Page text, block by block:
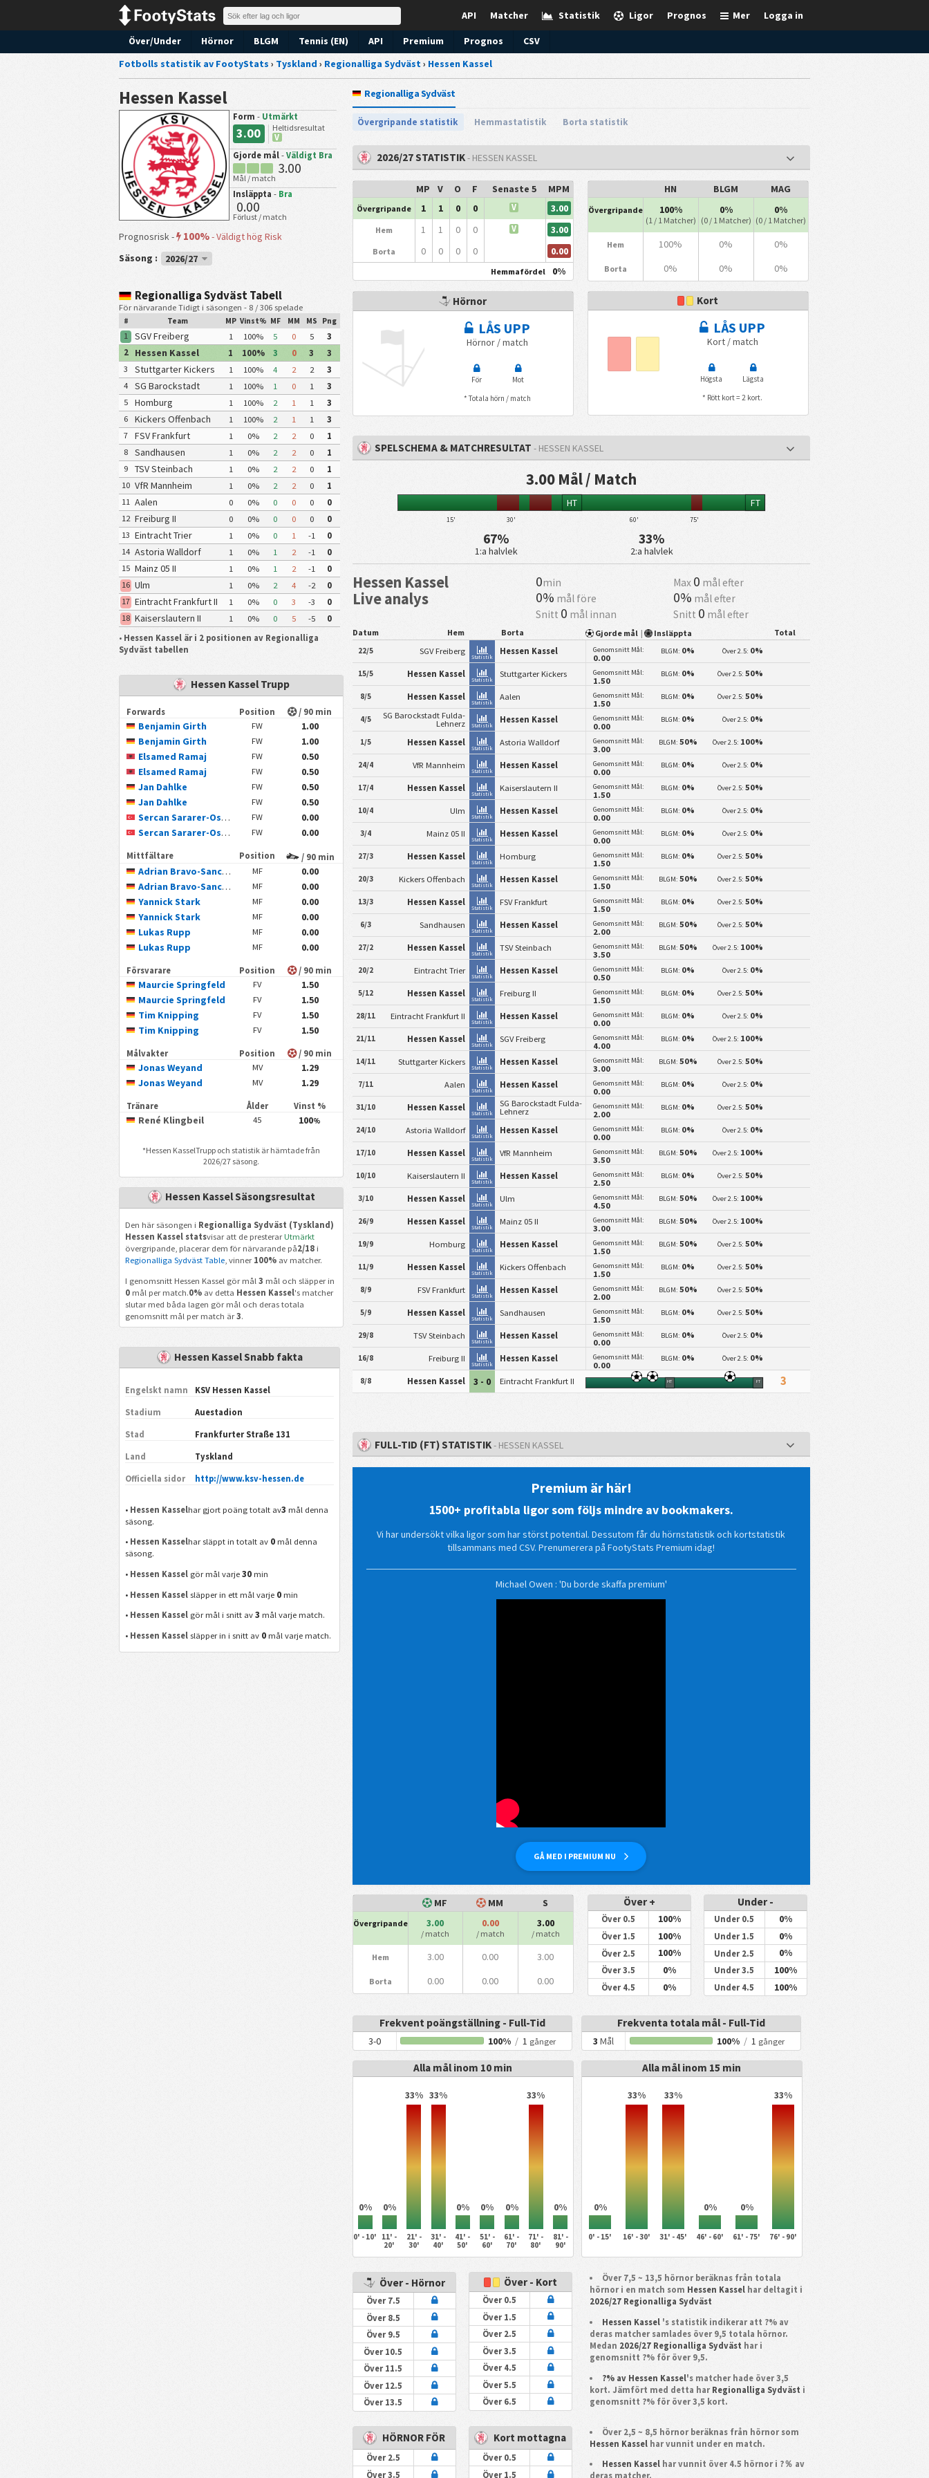
Logga in
Mer
Prognos
Ligor
Statistik
Matcher
API
Över/Under Hörnor BLGM Tennis (EN) API Premium Prognos
CSV
Fotbolls statistik av FootyStats › Tyskland › Regionalliga Sydväst› Hessen Kassel
Hessen Kassel
Form - Utmärkt
3.00
Heltidsresultat
V
Gjorde mål - Väldigt Bra
3.00
Mål / match
Insläppta - Bra
0.00
Förlust / match
Prognosrisk - 100%-Väldigt hög Risk
Säsong :
2026/27
Regionalliga Sydväst Tabell
För närvarande Tidigt i säsongen - 8 / 306 spelade
# Team MP Vinst% MF MM MS Png
1 SGV Freiberg 1 100% 5 0 5
3
2
Hessen Kassel 1 100% 3 0 3
3
3
Stuttgarter Kickers 1 100% 4 2 2
3
4
SG Barockstadt
Fulda-Lehnerz
1 100% 1 0 1
3
5
Homburg 1 100% 2 1 1
3
6
Kickers Offenbach 1 100% 2 1 1
3
7
FSV Frankfurt 1 0% 2 2 0
1
8
Sandhausen 1 0% 2 2 0
1
9
TSV Steinbach 1 0% 2 2 0
1
10 VfR Mannheim 1 0% 2 2 0
1
11 Aalen 0 0% 0 0 0
0
12 Freiburg II 0 0% 0 0 0
0
13 Eintracht Trier 1 0% 0 1 -1
0
14 Astoria Walldorf 1 0% 1 2 -1
0
15 Mainz 05 II 1 0% 1 2 -1
0
16 Ulm 1 0% 2 4 -2
0
17 Eintracht Frankfurt II 1 0% 0 3 -3
0
18 Kaiserslautern II 1 0% 0 5 -5
0
• Hessen Kassel är i 2 positionen av Regionalliga
Sydväst tabellen
Hessen Kassel Trupp
Forwards Position / 90 min
Benjamin Girth FW
1.00
Benjamin Girth
FW
1.00
Elsamed Ramaj
FW
0.50
Elsamed Ramaj
FW
0.50
Jan Dahlke
FW
0.50
Jan Dahlke
FW
0.50
Sercan Sararer-Osuna
FW
0.00
Sercan Sararer-Osuna
FW 0.00
Mittfältare Position / 90 min
Adrian Bravo-Sanchez MF
0.00
Adrian Bravo-Sanchez
MF
0.00
Yannick Stark
MF
0.00
Yannick Stark
MF
0.00
Lukas Rupp
MF
0.00
Lukas Rupp
MF 0.00
Försvarare Position / 90 min
Maurcie Springfeld FV
1.50
Maurcie Springfeld
FV
1.50
Tim Knipping
FV
1.50
Tim Knipping
FV 1.50
Målvakter Position / 90 min
Jonas Weyand MV
1.29
Jonas Weyand
MV 1.29
Tränare Ålder Vinst %
René Klingbeil 45 100%
*Hessen KasselTrupp och statistik är hämtade från
2026/27 säsong.
Hessen Kassel Säsongsresultat
Den här säsongen i Regionalliga Sydväst (Tyskland)
Hessen Kassel statsvisar att de presterarUtmärkt
övergripande, placerar dem för närvarande på2/18i
Regionalliga Sydväst Table, vinner 100%av matcher.
I genomsnitt Hessen Kassel gör mål 3 mål och släpper in
0mål per match.0%av detta Hessen Kassel's matcher
slutar med båda lagen gör mål och deras totala
genomsnitt mål per match är3.
Hessen Kassel Snabb fakta
Engelskt namn KSV Hessen Kassel
Stadium Auestadion
Stad Frankfurter Straße 131
Land Tyskland
Officiella sidor http://www.ksv-hessen.de
• Hessen Kasselhar gjort poäng totalt av3 mål denna
säsong.
• Hessen Kasselhar släppt in totalt av 0 mål denna
säsong.
• Hessen Kassel gör mål varje30 min
• Hessen Kassel släpper in ett mål varje 0 min
• Hessen Kassel gör mål i snitt av3 mål varje match.
• Hessen Kassel släpper in i snitt av 0 mål varje match.
Regionalliga Sydväst
Övergripande statistik Hemmastatistik Borta statistik
2026/27 STATISTIK- HESSEN KASSEL
MP V O F Senaste 5 MPM
Övergripande 1 1 0 0 V 3.00
Hem 1 1 0 0 V 3.00
Borta 0 0 0 0 0.00
Hemmafördel 0%
HN BLGM MAG
Övergripande 100%
(1 / 1 Matcher)
0%
(0 / 1 Matcher)
0%
(0 / 1 Matcher)
Hem 100% 0% 0%
Borta 0% 0% 0%
Hörnor
LÅS UPP
Hörnor / match
För
Mot
* Totala hörn / match
Kort
LÅS UPP
Kort / match
Högsta
Lägsta
* Rött kort = 2 kort.
SPELSCHEMA & MATCHRESULTAT - HESSEN KASSEL
3.00 Mål / Match
15' 30'
HT
60' 75'
FT
67%
1:a halvlek
33%
2:a halvlek
Hessen Kassel
Live analys
0min Max 0 mål efter
0% mål före 0% mål efter
Snitt 0 mål innan Snitt 0 mål efter
Datum Hem Borta Gjorde mål | Insläppta Total
22/5 SGV Freiberg
Statistik
Hessen Kassel Genomsnitt Mål:
0.00
BLGM: 0% Över 2.5: 0%
15/5 Hessen Kassel
Statistik
Stuttgarter Kickers Genomsnitt Mål:
1.50
BLGM: 0% Över 2.5: 50%
8/5 Hessen Kassel
Statistik
Aalen Genomsnitt Mål:
1.50
BLGM: 0% Över 2.5: 50%
4/5
SG Barockstadt Fulda-
Lehnerz
Statistik
Hessen Kassel Genomsnitt Mål:
0.00
BLGM: 0% Över 2.5: 0%
1/5 Hessen Kassel
Statistik
Astoria Walldorf Genomsnitt Mål:
3.00
BLGM: 50% Över 2.5: 100%
24/4 VfR Mannheim
Statistik
Hessen Kassel Genomsnitt Mål:
0.00
BLGM: 0% Över 2.5: 0%
17/4 Hessen Kassel
Statistik
Kaiserslautern II Genomsnitt Mål:
1.50
BLGM: 0% Över 2.5: 50%
10/4 Ulm
Statistik
Hessen Kassel Genomsnitt Mål:
0.00
BLGM: 0% Över 2.5: 0%
3/4 Mainz 05 II
Statistik
Hessen Kassel Genomsnitt Mål:
0.00
BLGM: 0% Över 2.5: 0%
27/3 Hessen Kassel
Statistik
Homburg Genomsnitt Mål:
1.50
BLGM: 0% Över 2.5: 50%
20/3 Kickers Offenbach
Statistik
Hessen Kassel Genomsnitt Mål:
1.50
BLGM: 50% Över 2.5: 50%
13/3 Hessen Kassel
Statistik
FSV Frankfurt Genomsnitt Mål:
1.50
BLGM: 0% Över 2.5: 50%
6/3 Sandhausen
Statistik
Hessen Kassel Genomsnitt Mål:
2.00
BLGM: 50% Över 2.5: 50%
27/2 Hessen Kassel
Statistik
TSV Steinbach Genomsnitt Mål:
3.50
BLGM: 50% Över 2.5: 100%
20/2 Eintracht Trier
Statistik
Hessen Kassel Genomsnitt Mål:
0.50
BLGM: 0% Över 2.5: 0%
5/12 Hessen Kassel
Statistik
Freiburg II Genomsnitt Mål:
1.50
BLGM: 0% Över 2.5: 50%
28/11 Eintracht Frankfurt II
Statistik
Hessen Kassel Genomsnitt Mål:
0.00
BLGM: 0% Över 2.5: 0%
21/11 Hessen Kassel
Statistik
SGV Freiberg Genomsnitt Mål:
4.00
BLGM: 0% Över 2.5: 100%
14/11 Stuttgarter Kickers
Statistik
Hessen Kassel Genomsnitt Mål:
3.00
BLGM: 50% Över 2.5: 50%
7/11 Aalen
Statistik
Hessen Kassel Genomsnitt Mål:
0.00
BLGM: 0% Över 2.5: 0%
31/10 Hessen Kassel
Statistik
SG Barockstadt Fulda-
Lehnerz
Genomsnitt Mål:
2.00
BLGM: 0% Över 2.5: 50%
24/10 Astoria Walldorf
Statistik
Hessen Kassel Genomsnitt Mål:
0.00
BLGM: 0% Över 2.5: 0%
17/10 Hessen Kassel
Statistik
VfR Mannheim Genomsnitt Mål:
3.50
BLGM: 50% Över 2.5: 100%
10/10 Kaiserslautern II
Statistik
Hessen Kassel Genomsnitt Mål:
2.50
BLGM: 0% Över 2.5: 50%
3/10 Hessen Kassel
Statistik
Ulm Genomsnitt Mål:
4.50
BLGM: 50% Över 2.5: 100%
26/9 Hessen Kassel
Statistik
Mainz 05 II Genomsnitt Mål:
3.00
BLGM: 50% Över 2.5: 100%
19/9 Homburg
Statistik
Hessen Kassel Genomsnitt Mål:
1.50
BLGM: 50% Över 2.5: 50%
11/9 Hessen Kassel
Statistik
Kickers Offenbach Genomsnitt Mål:
1.50
BLGM: 0% Över 2.5: 50%
8/9 FSV Frankfurt
Statistik
Hessen Kassel Genomsnitt Mål:
2.00
BLGM: 50% Över 2.5: 50%
5/9 Hessen Kassel
Statistik
Sandhausen Genomsnitt Mål:
1.50
BLGM: 0% Över 2.5: 50%
29/8 TSV Steinbach
Statistik
Hessen Kassel Genomsnitt Mål:
0.00
BLGM: 0% Över 2.5: 0%
16/8 Freiburg II
Statistik
Hessen Kassel Genomsnitt Mål:
0.00
BLGM: 0% Över 2.5: 0%
8/8 Hessen Kassel 3 - 0 Eintracht Frankfurt II HT FT 3
FULL-TID (FT) STATISTIK- HESSEN KASSEL
Premium är här!
1500+ profitabla ligor som följs mindre av bookmakers.
Vi har undersökt vilka ligor som har störst potential. Dessutom får du hörnstatistik och kortstatistik
tillsammans med CSV. Prenumerera på FootyStats Premium idag!
GÅ MED I PREMIUM NU
Michael Owen : 'Du borde skaffa premium'
MF MM S
Övergripande 3.00
/ match
0.00
/ match
3.00
/ match
Hem 3.00 0.00 3.00
Borta 0.00 0.00 0.00
Över +
Över 0.5 100%
Över 1.5 100%
Över 2.5 100%
Över 3.5 0%
Över 4.5 0%
Under -
Under 0.5 0%
Under 1.5 0%
Under 2.5 0%
Under 3.5 100%
Under 4.5 100%
Frekvent poängställning - Full-Tid
3-0 100% /1 gånger
Frekventa totala mål - Full-Tid
3 Mål 100% /1 gånger
Alla mål inom 10 min
0% 0%
33% 33%
0% 0% 0%
33%
0%
0' - 10'
11' -
20'
21' -
30'
31' -
40'
41' -
50'
51' -
60'
61' -
70'
71' -
80'
81' -
90'
Alla mål inom 15 min
0%
33% 33%
0% 0%
33%
0' - 15' 16' - 30' 31' - 45' 46' - 60' 61' - 75' 76' - 90'
Över - Hörnor
Över 7.5
Över 8.5
Över 9.5
Över 10.5
Över 11.5
Över 12.5
Över 13.5
Över - Kort
Över 0.5
Över 1.5
Över 2.5
Över 3.5
Över 4.5
Över 5.5
Över 6.5
Över 7,5 ~ 13,5 hörnor beräknas från totala
hörnor i en match som Hessen Kassel har deltagit i
2026/27 Regionalliga Sydväst
Hessen Kassel 's statistik indikerar att ?% av
deras matcher samlades över 9,5 totala hörnor.
Medan 2026/27 Regionalliga Sydväst har i
genomsnitt ?% för över 9,5.
?% av Hessen Kassel's matcher hade över 3,5
kort. Jämfört med detta har Regionalliga Sydväst i
genomsnitt ?% för över 3,5 kort.
HÖRNOR FÖR
Över 2.5
Över 3.5
Kort mottagna
Över 0.5
Över 1.5
Över 2,5 ~ 8,5 hörnor beräknas från hörnor som
Hessen Kassel har vunnit under en match.
Hessen Kasselhar vunnit över 4.5 hörnor i ?％ av
deras matcher.